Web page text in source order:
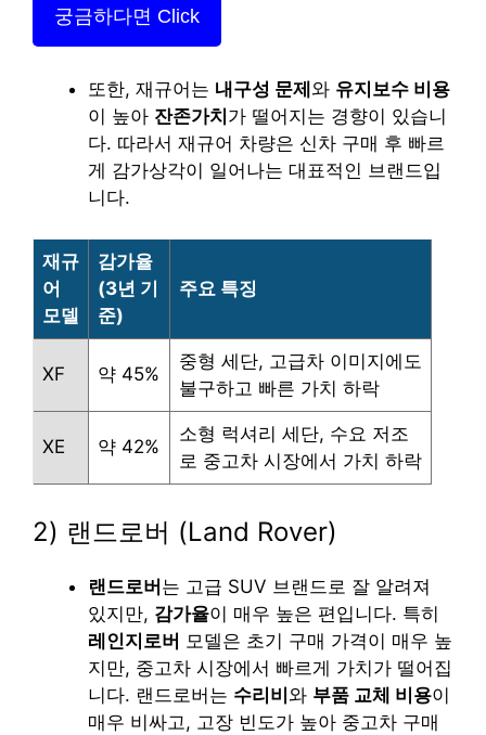
궁금하다면 Click
또한, 재규어는 내구성 문제와 유지보수 비용
이 높아 잔존가치가 떨어지는 경향이 있습니
다. 따라서 재규어 차량은 신차 구매 후 빠르
게 감가상각이 일어나는 대표적인 브랜드입
니다.
재규
어
모델
감가율
(3년 기
준)
주요 특징
XF 약 45%
중형 세단, 고급차 이미지에도
불구하고 빠른 가치 하락
XE 약 42%
소형 럭셔리 세단, 수요 저조
로 중고차 시장에서 가치 하락
2) 랜드로버 (Land Rover)
랜드로버는 고급 SUV 브랜드로 잘 알려져
있지만, 감가율이 매우 높은 편입니다. 특히
레인지로버 모델은 초기 구매 가격이 매우 높
지만, 중고차 시장에서 빠르게 가치가 떨어집
니다. 랜드로버는 수리비와 부품 교체 비용이
매우 비싸고, 고장 빈도가 높아 중고차 구매